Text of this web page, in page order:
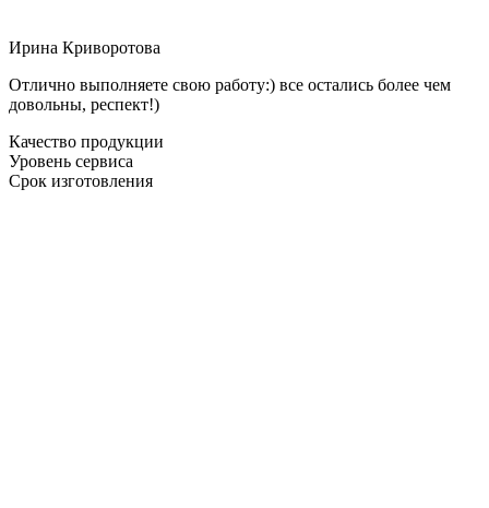
Ирина Криворотова
Отлично выполняете свою работу:) все остались более чем
довольны, респект!)
Качество продукции
Уровень сервиса
Срок изготовления